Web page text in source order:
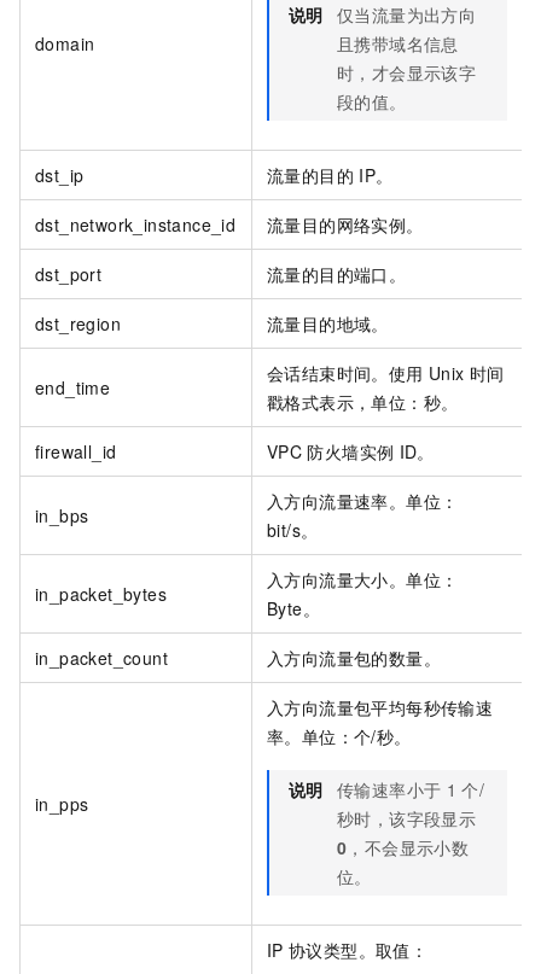
domain
说明 仅当流量为出方向
且携带域名信息
时，才会显示该字
段的值。
dst_ip 流量的目的 IP。
dst_network_instance_id 流量目的网络实例。
dst_port 流量的目的端口。
dst_region 流量目的地域。
end_time
会话结束时间。使用 Unix 时间
戳格式表示，单位：秒。
firewall_id VPC 防火墙实例 ID。
in_bps
入方向流量速率。单位：
bit/s。
in_packet_bytes
入方向流量大小。单位：
Byte。
in_packet_count 入方向流量包的数量。
in_pps
入方向流量包平均每秒传输速
率。单位：个/秒。
说明 传输速率小于 1 个/
秒时，该字段显示
0 ，不会显示小数
位。
IP 协议类型。取值：